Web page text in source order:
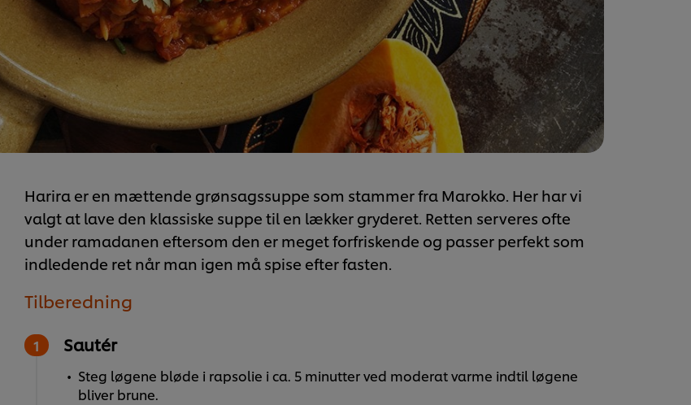
Harira er en mættende grønsagssuppe som stammer fra Marokko. Her har vi
valgt at lave den klassiske suppe til en lækker gryderet. Retten serveres ofte
under ramadanen eftersom den er meget forfriskende og passer perfekt som
indledende ret når man igen må spise efter fasten.
Tilberedning
Sautér
Steg løgene bløde i rapsolie i ca. 5 minutter ved moderat varme indtil løgene
bliver brune.